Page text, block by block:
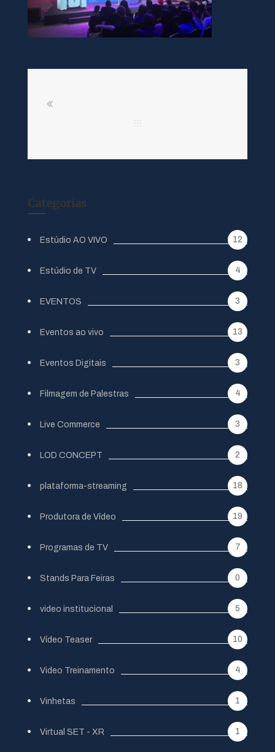
Categorias
Estúdio AO VIVO 12
Estúdio de TV 4
EVENTOS 3
Eventos ao vivo 13
Eventos Digitais 3
Filmagem de Palestras 4
Live Commerce 3
LOD CONCEPT 2
plataforma-streaming 18
Produtora de Vídeo 19
Programas de TV 7
Stands Para Feiras 0
video institucional 5
Vídeo Teaser 10
Video Treinamento 4
Vinhetas 1
Virtual SET - XR 1